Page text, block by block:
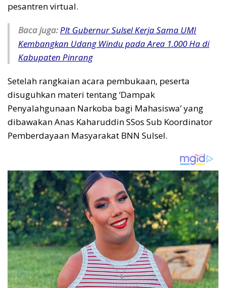
pesantren virtual.
Baca juga:Plt Gubernur Sulsel Kerja Sama UMI
Kembangkan Udang Windu pada Area 1.000 Ha di
Kabupaten Pinrang
Setelah rangkaian acara pembukaan, peserta
disuguhkan materi tentang ‘Dampak
Penyalahgunaan Narkoba bagi Mahasiswa’ yang
dibawakan Anas Kaharuddin SSos Sub Koordinator
Pemberdayaan Masyarakat BNN Sulsel.